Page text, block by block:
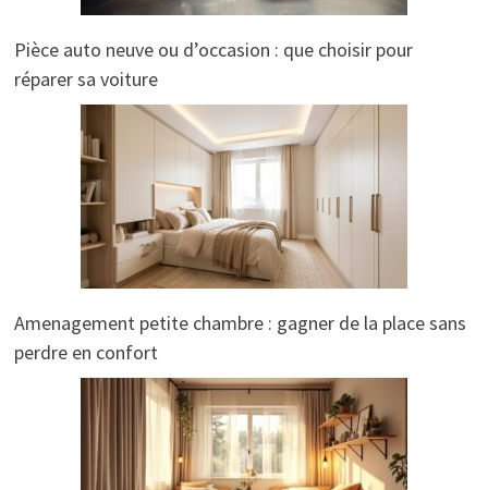
Pièce auto neuve ou d’occasion : que choisir pour
réparer sa voiture
Amenagement petite chambre : gagner de la place sans
perdre en confort